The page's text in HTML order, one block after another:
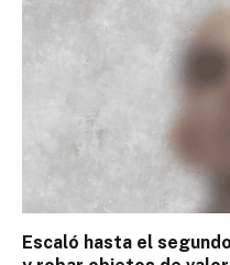
Escaló hasta el